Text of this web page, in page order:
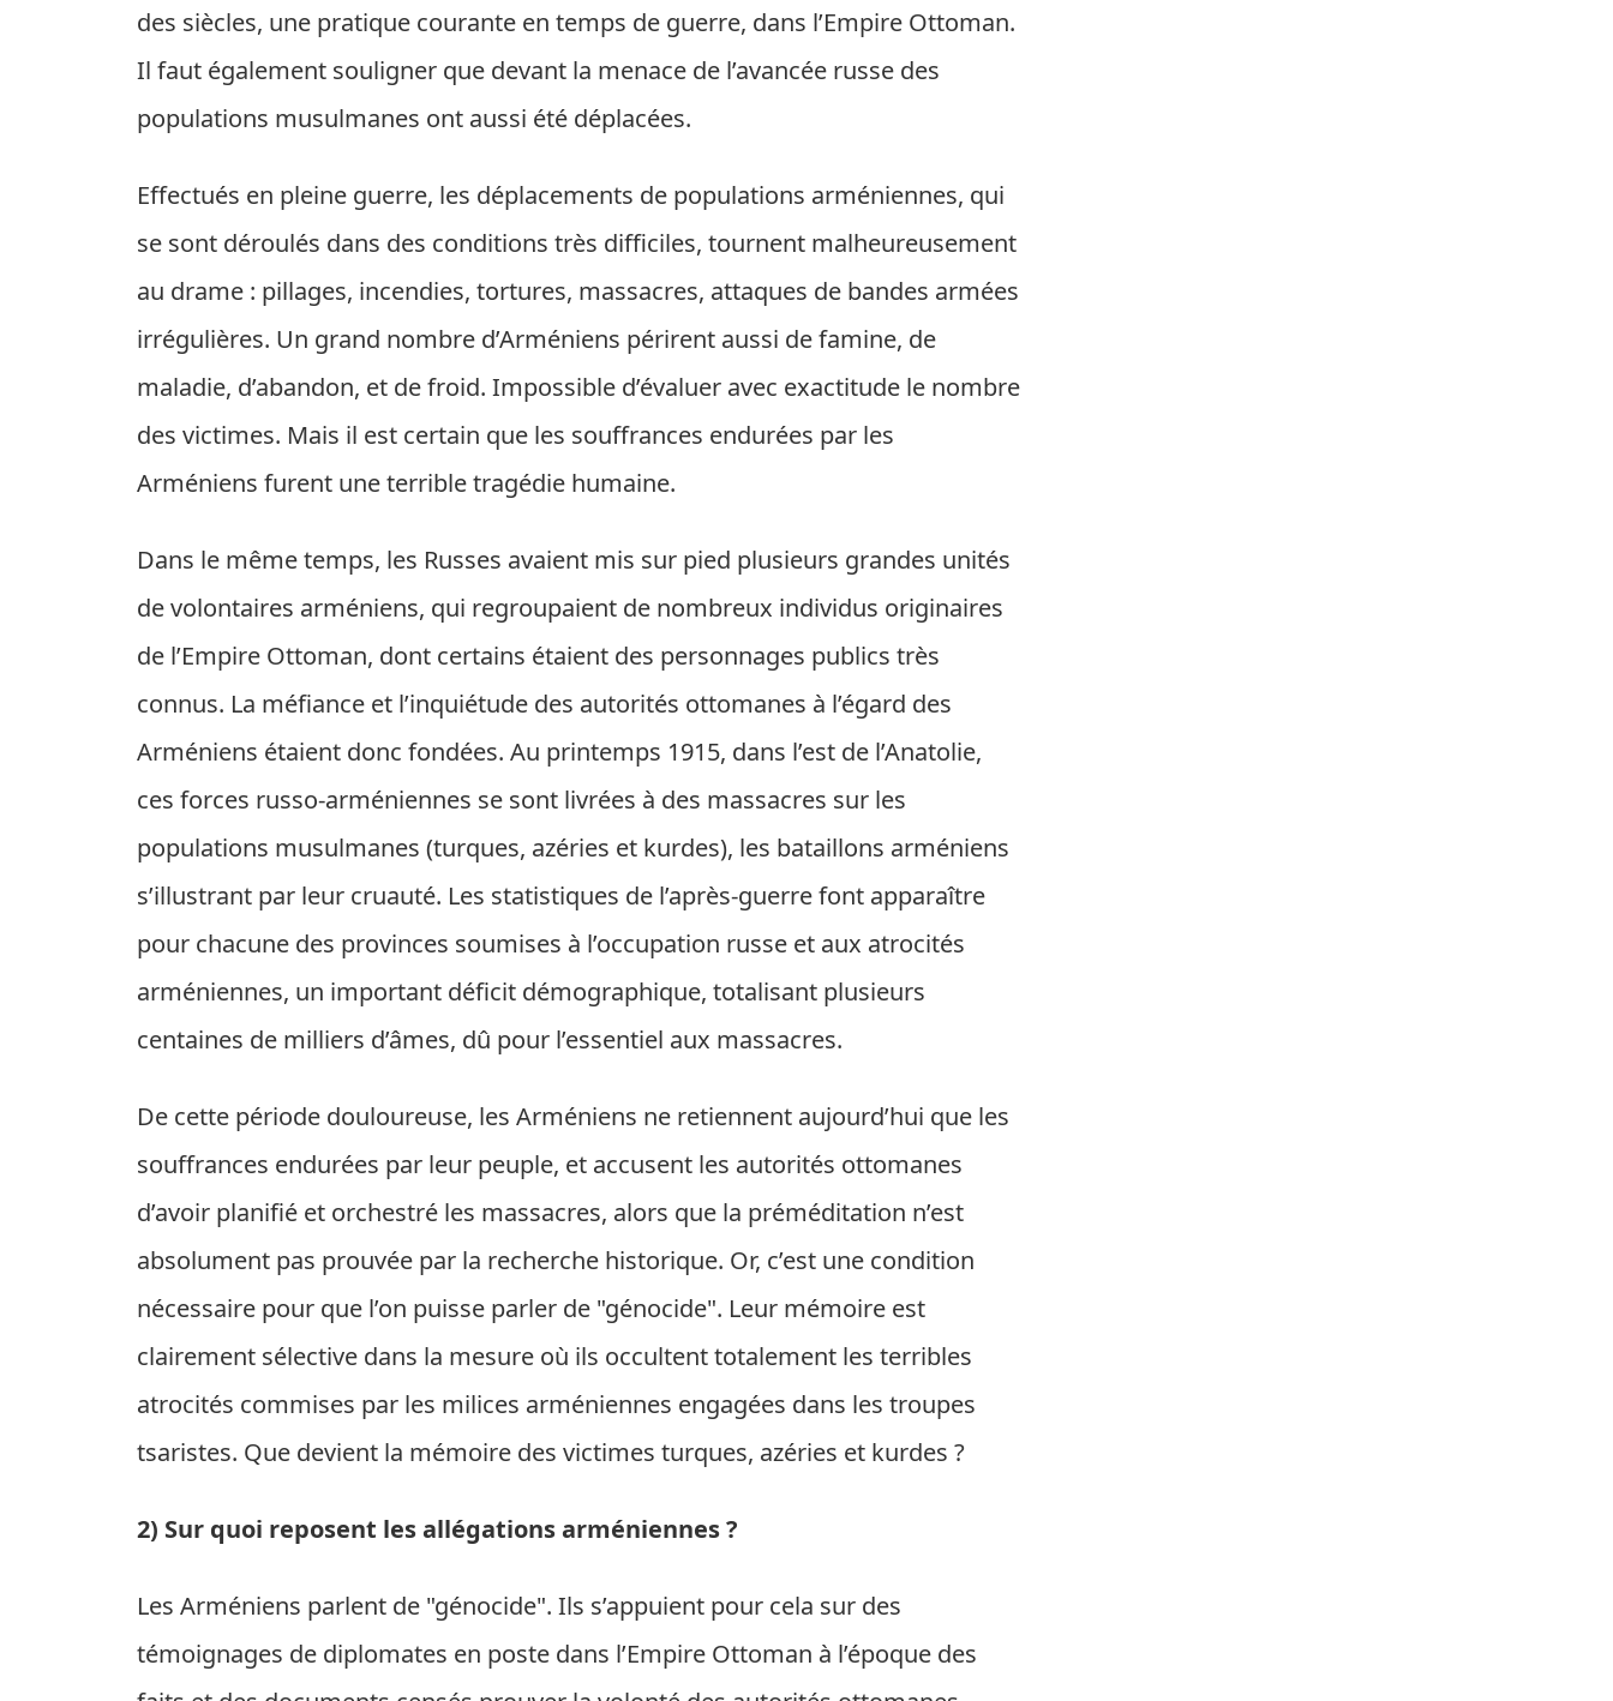
des siècles, une pratique courante en temps de guerre, dans l’Empire Ottoman.
Il faut également souligner que devant la menace de l’avancée russe des
populations musulmanes ont aussi été déplacées.
Effectués en pleine guerre, les déplacements de populations arméniennes, qui
se sont déroulés dans des conditions très difficiles, tournent malheureusement
au drame : pillages, incendies, tortures, massacres, attaques de bandes armées
irrégulières. Un grand nombre d’Arméniens périrent aussi de famine, de
maladie, d’abandon, et de froid. Impossible d’évaluer avec exactitude le nombre
des victimes. Mais il est certain que les souffrances endurées par les
Arméniens furent une terrible tragédie humaine.
Dans le même temps, les Russes avaient mis sur pied plusieurs grandes unités
de volontaires arméniens, qui regroupaient de nombreux individus originaires
de l’Empire Ottoman, dont certains étaient des personnages publics très
connus. La méfiance et l’inquiétude des autorités ottomanes à l’égard des
Arméniens étaient donc fondées. Au printemps 1915, dans l’est de l’Anatolie,
ces forces russo-arméniennes se sont livrées à des massacres sur les
populations musulmanes (turques, azéries et kurdes), les bataillons arméniens
s’illustrant par leur cruauté. Les statistiques de l’après-guerre font apparaître
pour chacune des provinces soumises à l’occupation russe et aux atrocités
arméniennes, un important déficit démographique, totalisant plusieurs
centaines de milliers d’âmes, dû pour l’essentiel aux massacres.
De cette période douloureuse, les Arméniens ne retiennent aujourd’hui que les
souffrances endurées par leur peuple, et accusent les autorités ottomanes
d’avoir planifié et orchestré les massacres, alors que la préméditation n’est
absolument pas prouvée par la recherche historique. Or, c’est une condition
nécessaire pour que l’on puisse parler de "génocide". Leur mémoire est
clairement sélective dans la mesure où ils occultent totalement les terribles
atrocités commises par les milices arméniennes engagées dans les troupes
tsaristes. Que devient la mémoire des victimes turques, azéries et kurdes ?
2) Sur quoi reposent les allégations arméniennes ?
Les Arméniens parlent de "génocide". Ils s’appuient pour cela sur des
témoignages de diplomates en poste dans l’Empire Ottoman à l’époque des